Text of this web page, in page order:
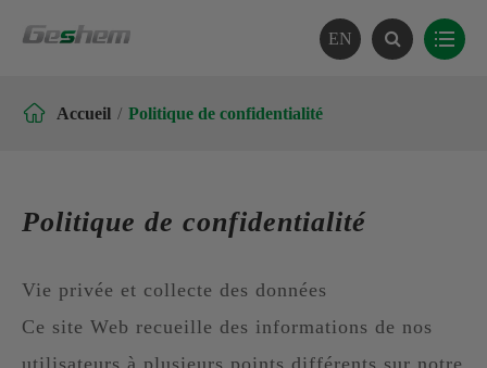
EN
 Accueil Politique de confidentialité
Politique de confidentialité
Vie privée et collecte des données
Ce site Web recueille des informations de nos
utilisateurs à plusieurs points différents sur notre